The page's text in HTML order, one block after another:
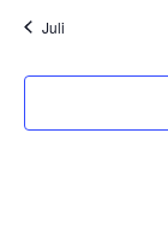
Juli